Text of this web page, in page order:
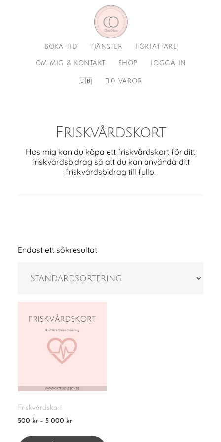
BOKA TID TJÄNSTER FÖRFATTARE
OM MIG & KONTAKT SHOP LOGGA IN
🇬🇧 0 VAROR
Friskvårdskort
Hos mig kan du köpa ett friskvårdskort för ditt
friskvårdsbidrag så att du kan använda ditt
friskvårdsbidrag till fullo.
Endast ett sökresultat
Friskvårdskort
500 kr – 5 000 krPrisintervall:
till